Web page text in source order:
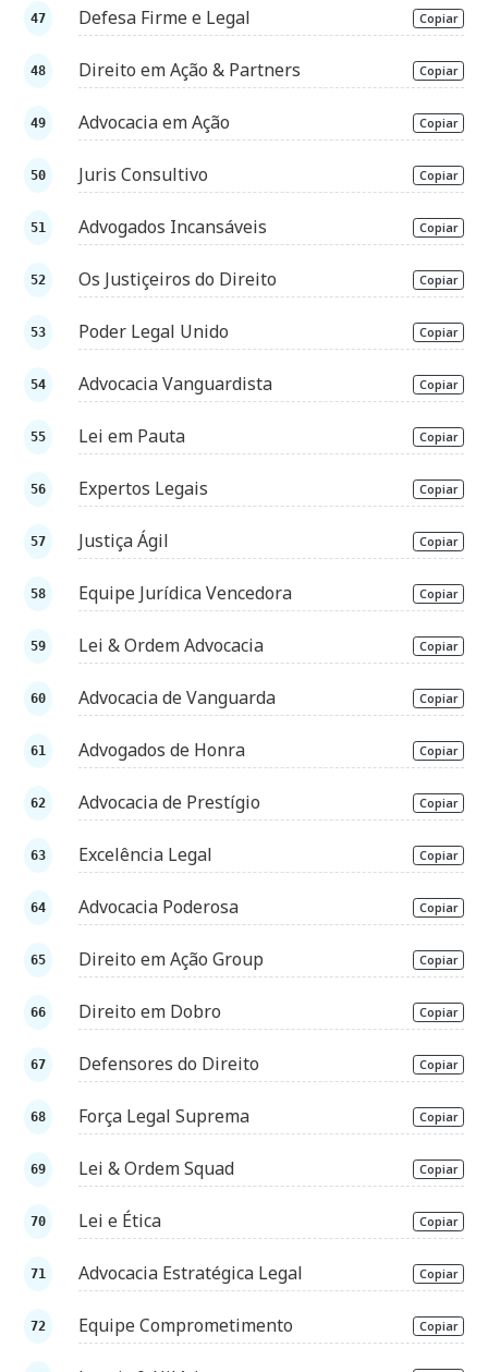
Defesa Firme e Legal Copiar
Direito em Ação & Partners Copiar
Advocacia em Ação Copiar
Juris Consultivo Copiar
Advogados Incansáveis Copiar
Os Justiçeiros do Direito Copiar
Poder Legal Unido Copiar
Advocacia Vanguardista Copiar
Lei em Pauta Copiar
Expertos Legais Copiar
Justiça Ágil Copiar
Equipe Jurídica Vencedora Copiar
Lei & Ordem Advocacia Copiar
Advocacia de Vanguarda Copiar
Advogados de Honra Copiar
Advocacia de Prestígio Copiar
Excelência Legal Copiar
Advocacia Poderosa Copiar
Direito em Ação Group Copiar
Direito em Dobro Copiar
Defensores do Direito Copiar
Força Legal Suprema Copiar
Lei & Ordem Squad Copiar
Lei e Ética Copiar
Advocacia Estratégica Legal Copiar
Equipe Comprometimento Copiar